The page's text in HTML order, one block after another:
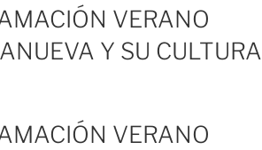
VERANO
Y SU CULTURA
VERANO